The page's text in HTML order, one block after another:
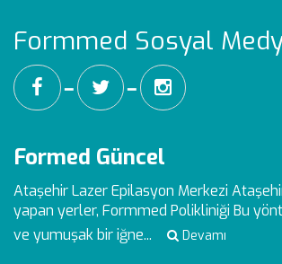
Formmed Sosyal
━ ━
Formed Güncel
Ataşehir Lazer Epilasyon Merkezi
yapan yerler, Formmed Polikliniği Bu
ve yumuşak bir iğne...
Devamı